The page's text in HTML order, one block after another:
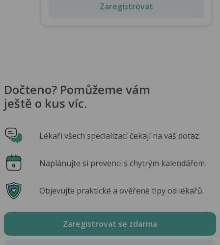
Zaregistrovat
Dočteno? Pomůžeme vám
ještě o kus víc.
Lékaři všech specializací čekají na váš dotaz.
Naplánujte si prevenci s chytrým kalendářem.
Objevujte praktické a ověřené tipy od lékařů.
Zaregistrovat se zdarma